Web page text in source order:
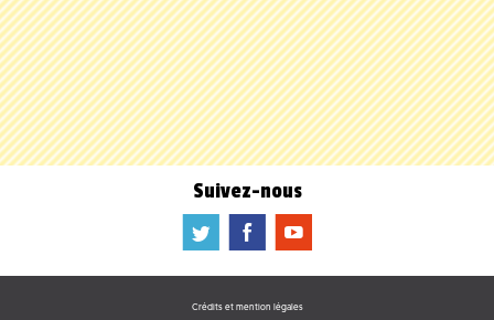
Suivez-nous
a b f
Crédits et mention légales